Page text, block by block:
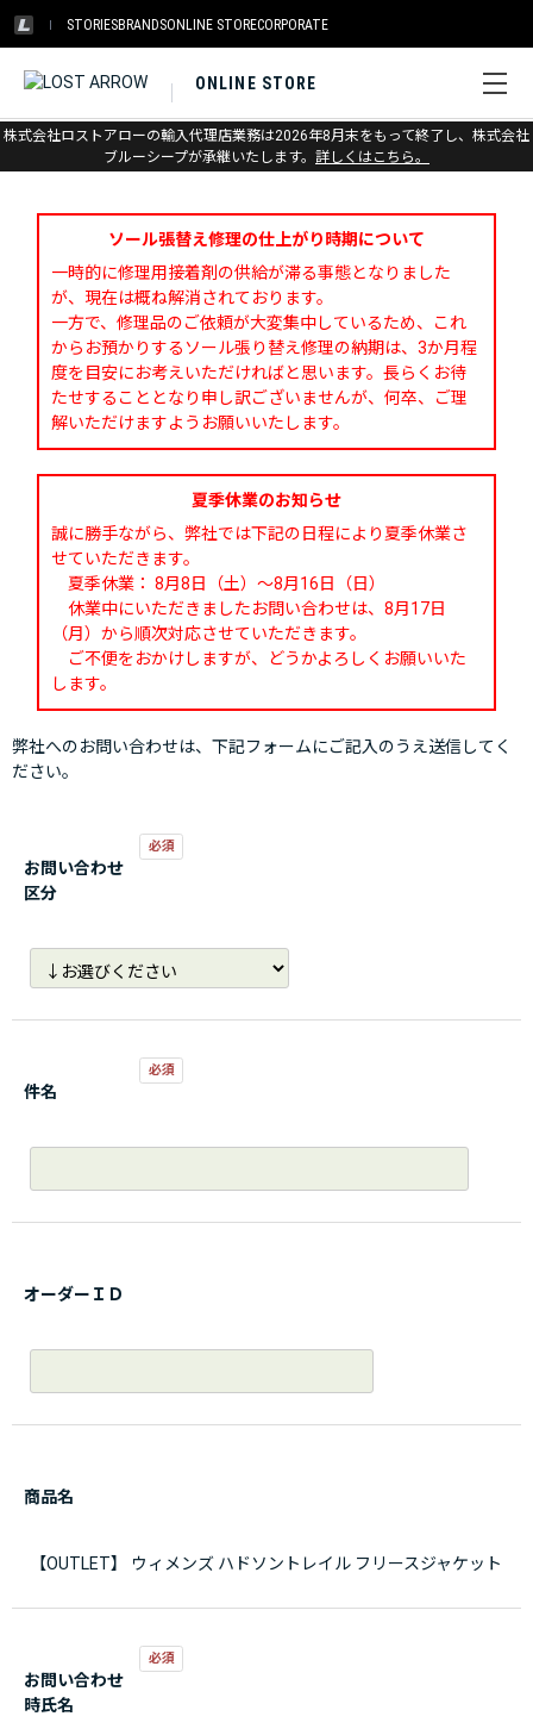
STORIESBRANDSONLINE STORECORPORATE
ONLINE STORE
株式会社ロストアローの輸入代理店業務は2026年8月末をもって終了し、株式会社
ブルーシープが承継いたします。 詳しくはこちら。
お問い合わせ
ソール張替え修理の仕上がり時期について
一時的に修理用接着剤の供給が滞る事態となりました
が、現在は概ね解消されております。
一方で、修理品のご依頼が大変集中しているため、これ
からお預かりするソール張り替え修理の納期は、3か月程
度を目安にお考えいただければと思います。長らくお待
たせすることとなり申し訳ございませんが、何卒、ご理
解いただけますようお願いいたします。
夏季休業のお知らせ
誠に勝手ながら、弊社では下記の日程により夏季休業さ
せていただきます。
夏季休業： 8月8日（土）～8月16日（日）
休業中にいただきましたお問い合わせは、8月17日
（月）から順次対応させていただきます。
ご不便をおかけしますが、どうかよろしくお願いいた
します。
弊社へのお問い合わせは、下記フォームにご記入のうえ送信してく
ださい。
お問い合わせ
区分
件名
オーダーＩＤ
商品名
【OUTLET】 ウィメンズ ハドソントレイル フリースジャケット
お問い合わせ
時氏名